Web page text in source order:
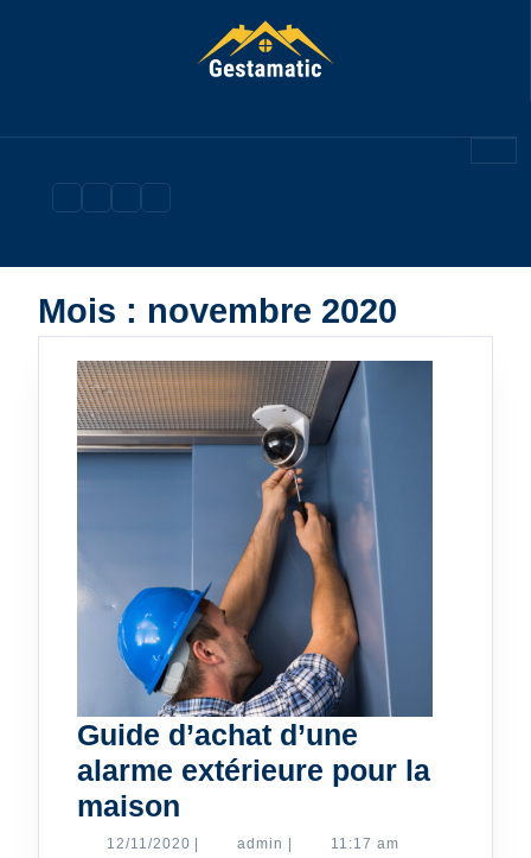
Mois : novembre 2020
Guide d’achat d’une
alarme extérieure pour la
maison
d’achat
12/11/2020 12/11/2020
| admin admin
| 11:17 am